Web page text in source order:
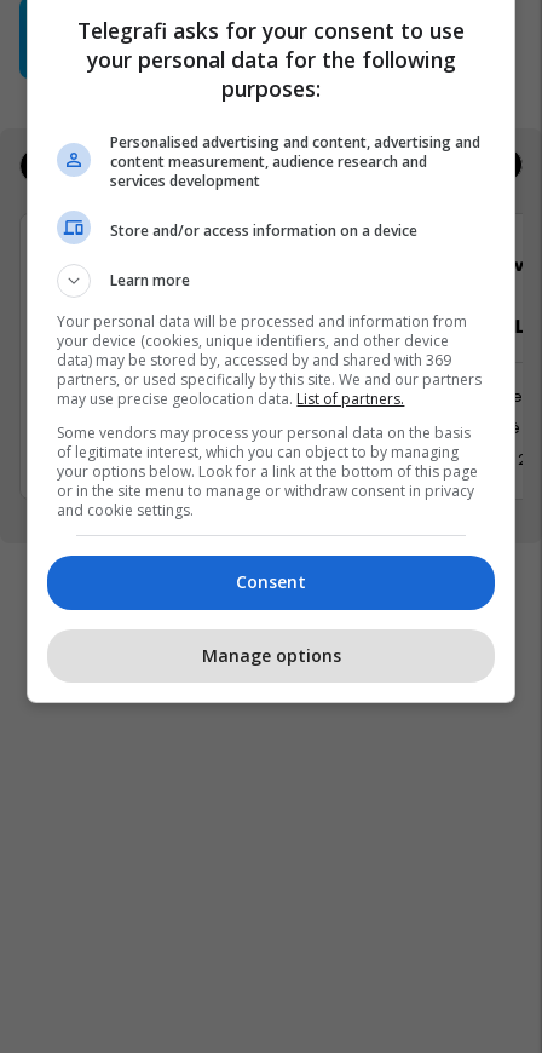
paralajmëron diçka të re për verën
Heb's Kosova
Jobs Real Estate
Arkatar/e
Shërbime te Klientëve
Krushë e madhe
17 Korrik 2026
Zyrtar/e
Juridike
Kosovë
1 Korrik
Telegrafi asks for your consent to use
your personal data for the following
purposes:
Personalised advertising and content, advertising and
content measurement, audience research and
services development
Store and/or access information on a device
Learn more
Your personal data will be processed and information from
your device (cookies, unique identifiers, and other device
data) may be stored by, accessed by and shared with 369
partners, or used specifically by this site. We and our partners
may use precise geolocation data. List of partners.
Some vendors may process your personal data on the basis
of legitimate interest, which you can object to by managing
your options below. Look for a link at the bottom of this page
or in the site menu to manage or withdraw consent in privacy
and cookie settings.
Consent
Manage options